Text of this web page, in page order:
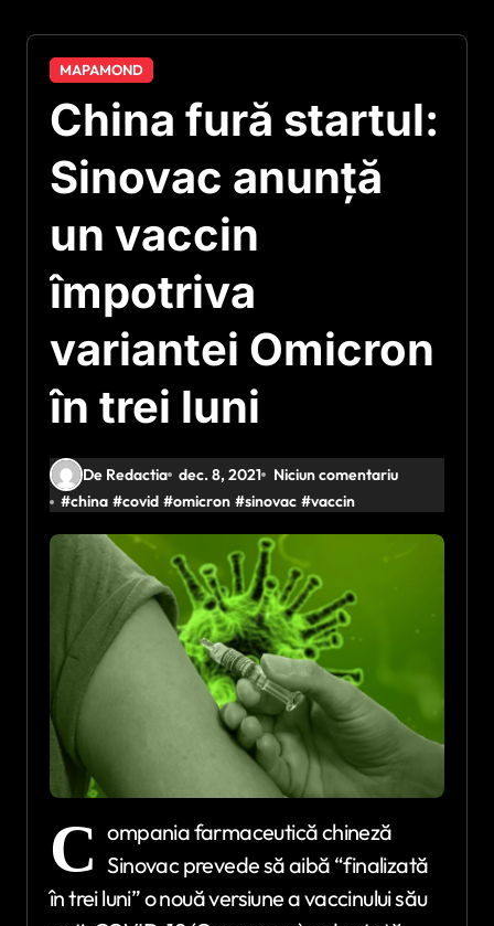
MAPAMOND
China fură startul:
Sinovac anunță
un vaccin
împotriva
variantei Omicron
în trei luni
De Redactia dec. 8, 2021
Niciun comentariu
#china #covid #omicron #sinovac #vaccin
C ompania farmaceutică chineză
Sinovac prevede să aibă “finalizată
în trei luni” o nouă versiune a vaccinului său